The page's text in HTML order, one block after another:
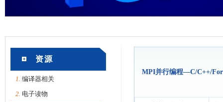
资源
1. 编译器相关
2. 电子读物
MPI并行编程—C/C++/